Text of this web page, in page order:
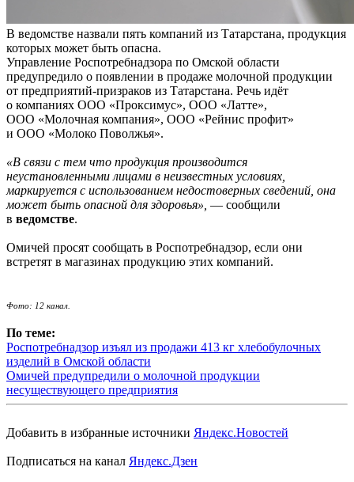
В ведомстве назвали пять компаний из Татарстана, продукция
которых может быть опасна.
Управление Роспотребнадзора по Омской области
предупредило о появлении в продаже молочной продукции
от предприятий-призраков из Татарстана. Речь идёт
о компаниях ООО «Проксимус», ООО «Латте»,
ООО «Молочная компания», ООО «Рейнис профит»
и ООО «Молоко Поволжья».
«В связи с тем что продукция производится
неустановленными лицами в неизвестных условиях,
маркируется с использованием недостоверных сведений, она
может быть опасной для здоровья», — сообщили
в ведомстве.
Омичей просят сообщать в Роспотребнадзор, если они
встретят в магазинах продукцию этих компаний.
Фото: 12 канал.
По теме:
Роспотребнадзор изъял из продажи 413 кг хлебобулочных
изделий в Омской области
Омичей предупредили о молочной продукции
несуществующего предприятия
Добавить в избранные источники Яндекс.Новостей
Подписаться на канал Яндекс.Дзен